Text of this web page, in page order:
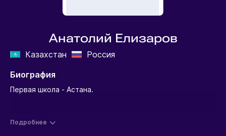
Анатолий Елизаров
Казахстан
Россия
Биография
Первая школа - Астана.
Подробнее